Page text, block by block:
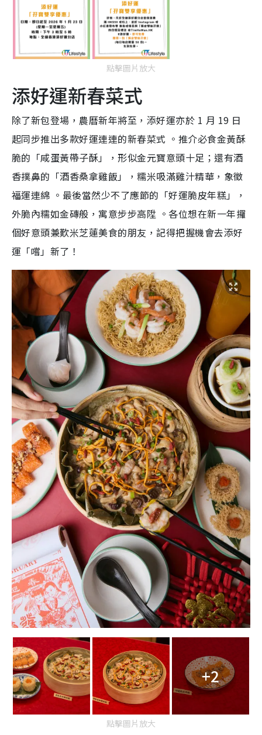
點擊圖片放大
添好運新春菜式
除了新包登場，農曆新年將至，添好運亦於 1 月 19 日
起同步推出多款好運連連的新春菜式 。推介必食金黃酥
脆的「咸蛋黃帶子酥」，形似金元寶意頭十足；還有酒
香撲鼻的「酒香桑拿雞飯」，糯米吸滿雞汁精華，象徵
福運連綿 。最後當然少不了應節的「好運脆皮年糕」，
外脆內糯如金磚般，寓意步步高陞 。各位想在新一年攞
個好意頭兼歎米芝蓮美食的朋友，記得把握機會去添好
運「嚐」新了！
+2
點擊圖片放大